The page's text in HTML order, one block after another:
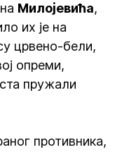
Милојевића,
их је на
црвено-бели,
опреми,
пружали
противника,